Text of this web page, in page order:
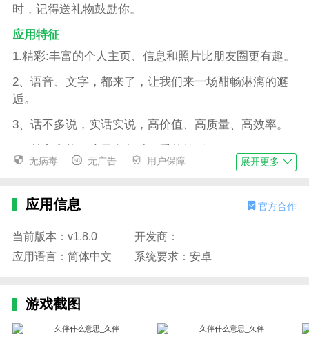
时，记得送礼物鼓励你。
应用特征
1.精彩:丰富的个人主页、信息和照片比朋友圈更有趣。
2、语音、文字，都来了，让我们来一场酣畅淋漓的邂
逅。
3、话不多说，实话实说，高价值、高质量、高效率。
1.不如久伴下载这个为更多年轻朋友提供互动交友的社
区深情。在久伴中，有更丰富多样的交友互动模式，也
有更多有趣的灵魂。感兴趣就下载。
2、在这里，告别了看脸模式，只要你愿意说话，你就
快来下载体验
3.久伴是一款流行的语音社交软件。在这里，你可以和
无病毒 无广告 用户保障 展开更多
应用信息 官方合作
当前版本：v1.8.0
开发商：
应用语言：简体中文
系统要求：安卓
游戏截图